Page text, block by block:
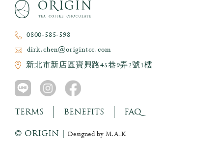
0800-585-598
dirk.chen@origintcc.com
新北市新店區寶興路45巷9弄2號1樓
TERMS BENEFITS FAQ
© ORIGIN | Designed by M.A.K